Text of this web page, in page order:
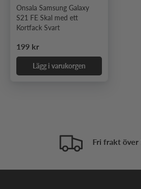
Onsala Samsung Galaxy
S21 FE Skal med ett
Kortfack Svart
Ordinarie pris
199 kr
Lägg i varukorgen
Fri frakt över